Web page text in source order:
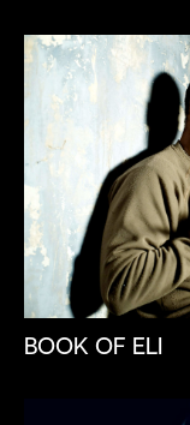
BOOK OF ELI